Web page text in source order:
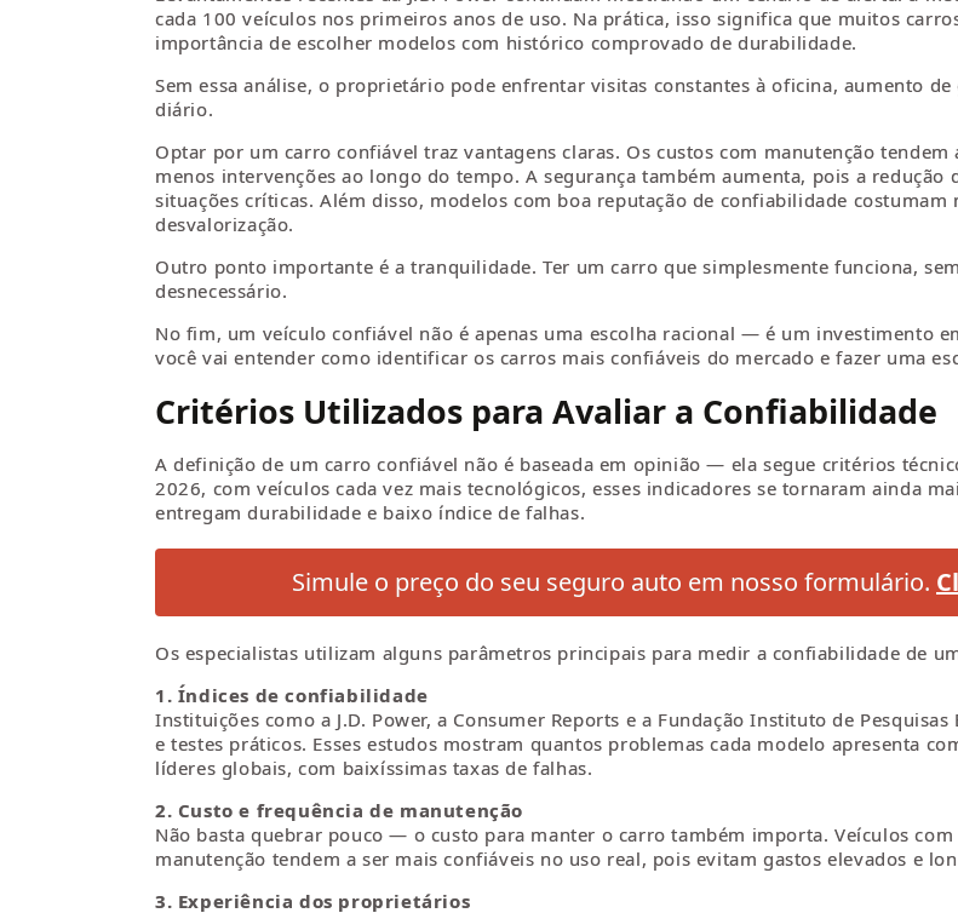
cada 100 veículos nos primeiros anos de uso. Na prática, isso significa que muitos
importância de escolher modelos com histórico comprovado de durabilidade.
Sem essa análise, o proprietário pode enfrentar visitas constantes à oficina, aumento
diário.
Optar por um carro confiável traz vantagens claras. Os custos com manutenção
menos intervenções ao longo do tempo. A segurança também aumenta, pois a
situações críticas. Além disso, modelos com boa reputação de confiabilidade
desvalorização.
Outro ponto importante é a tranquilidade. Ter um carro que simplesmente funciona,
desnecessário.
No fim, um veículo confiável não é apenas uma escolha racional — é um investimento
você vai entender como identificar os carros mais confiáveis do mercado e fazer uma
Critérios Utilizados para Avaliar a Confiabilidade
A definição de um carro confiável não é baseada em opinião — ela segue critérios
2026, com veículos cada vez mais tecnológicos, esses indicadores se tornaram ainda
entregam durabilidade e baixo índice de falhas.
Simule o preço do seu seguro auto em nosso formulário.
Os especialistas utilizam alguns parâmetros principais para medir a confiabilidade de
1. Índices de confiabilidade
Instituições como a J.D. Power, a Consumer Reports e a Fundação Instituto de
e testes práticos. Esses estudos mostram quantos problemas cada modelo apresenta
líderes globais, com baixíssimas taxas de falhas.
2. Custo e frequência de manutenção
Não basta quebrar pouco — o custo para manter o carro também importa. Veículos com
manutenção tendem a ser mais confiáveis no uso real, pois evitam gastos elevados e
3. Experiência dos proprietários